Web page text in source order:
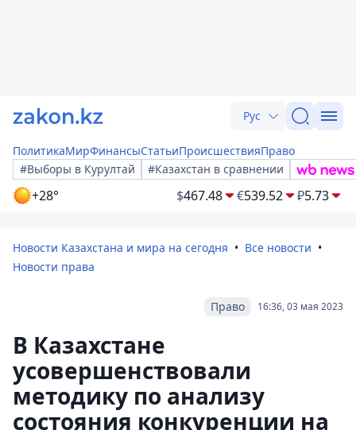
Рус
ПолитикаМирФинансыСтатьиПроисшествияПраво
#Выборы в Курултай
#Казахстан в сравнении
+28° $467.48 €539.52 ₽5.73
Новости Казахстана и мира на сегодня
Все новости
Новости права
16:36, 03 мая 2023
Право
В Казахстане
усовершенствовали
методику по анализу
состояния конкуренции на